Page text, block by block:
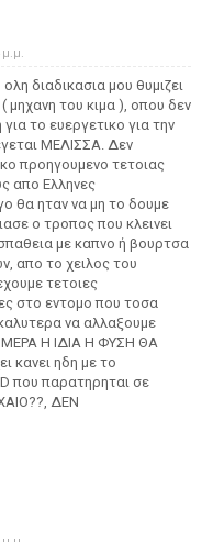
μ.μ.
διαδικασια μου θυμιζει
μηχανη του κιμα ), οπου δεν
το ευεργετικο για την
ΜΕΛΙΣΣΑ. Δεν
προηγουμενο τετοιας
απο Ελληνες
θα ηταν να μη το δουμε
ο τροπος που κλεινει
με καπνο ή βουρτσα
απο το χειλος του
τετοιες
στο εντομο που τοσα
να αλλαξουμε
ΜΕΡΑ Η ΙΔΙΑ Η ΦΥΣΗ ΘΑ
κανει ηδη με το
που παρατηρηται σε
ΔΕΝ